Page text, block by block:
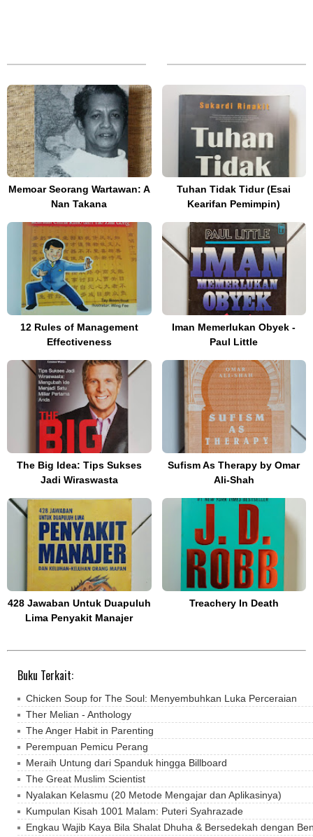
Memoar Seorang Wartawan: A
Nan Takana
Tuhan Tidak Tidur (Esai
Kearifan Pemimpin)
12 Rules of Management
Effectiveness
Iman Memerlukan Obyek -
Paul Little
The Big Idea: Tips Sukses
Jadi Wiraswasta
Sufism As Therapy by Omar
Ali-Shah
428 Jawaban Untuk Duapuluh
Lima Penyakit Manajer
Treachery In Death
Buku Terkait:
Chicken Soup for The Soul: Menyembuhkan Luka Perceraian
Ther Melian - Anthology
The Anger Habit in Parenting
Perempuan Pemicu Perang
Meraih Untung dari Spanduk hingga Billboard
The Great Muslim Scientist
Nyalakan Kelasmu (20 Metode Mengajar dan Aplikasinya)
Kumpulan Kisah 1001 Malam: Puteri Syahrazade
Engkau Wajib Kaya Bila Shalat Dhuha & Bersedekah dengan